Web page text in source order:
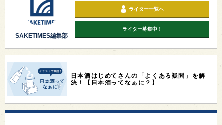
SAKETIMES編集部
ライター一覧へ
ライター募集中！
日本酒はじめてさんの「よくある疑問」を解
決！【日本酒ってなぁに？】